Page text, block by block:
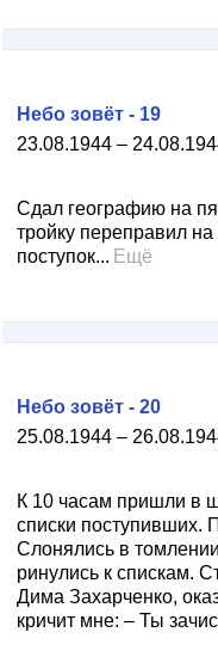
23.08.1944 –
Небо зовёт - 19
Сдал географию на
тройку переправил
поступок... Ещё
25.08.1944 –
Небо зовёт - 20
К 10 часам пришли в
списки поступивших.
Слонялись в
ринулись к спискам.
Дима Захарченко,
кричит мне: – Ты